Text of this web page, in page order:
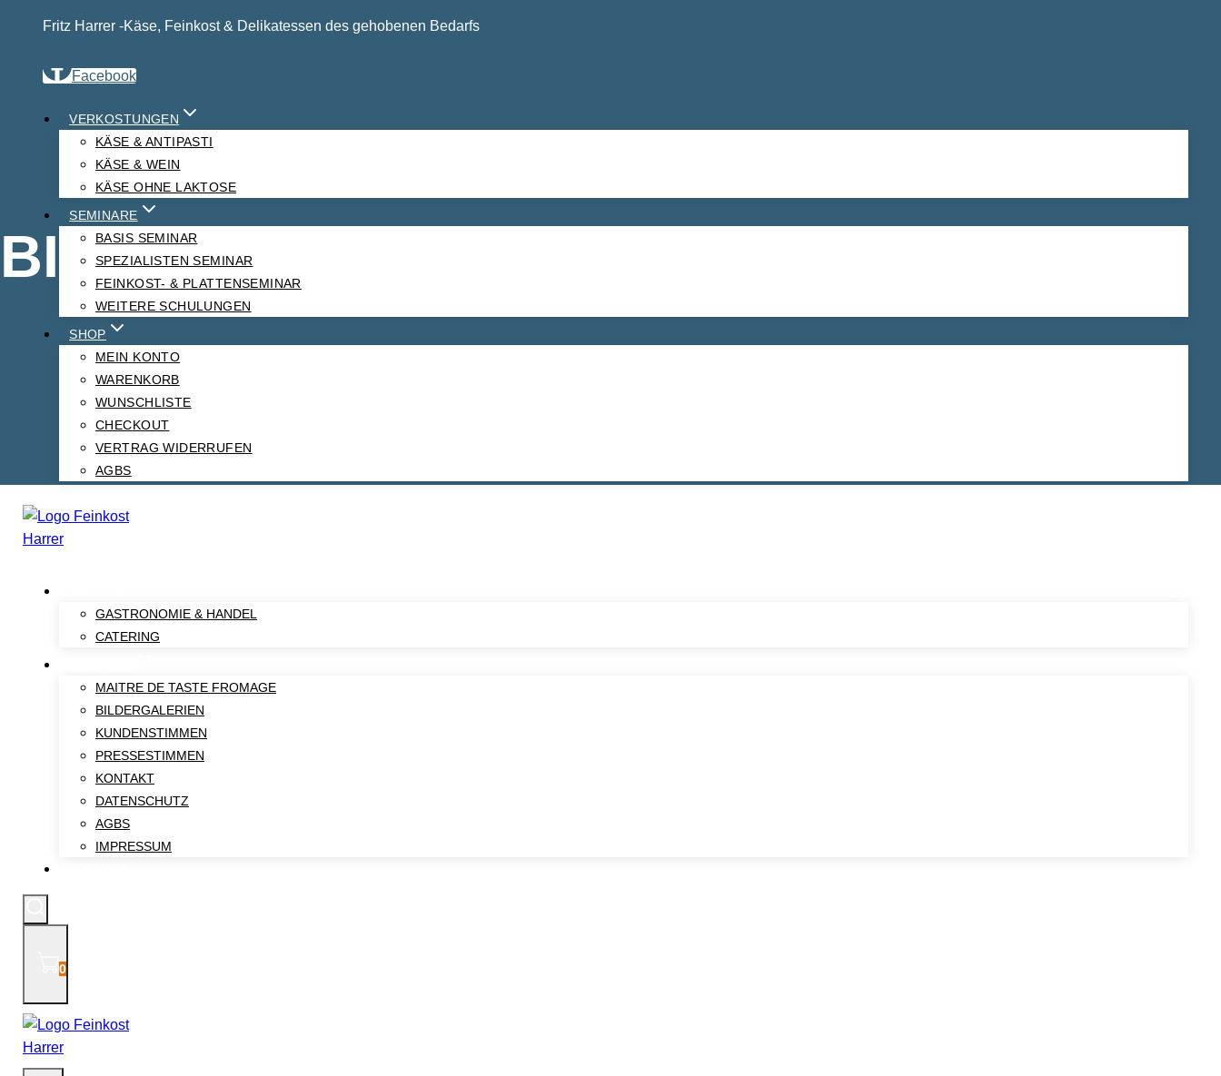
Fritz Harrer -Käse, Feinkost & Delikatessen des gehobenen Bedarfs
Facebook
VERKOSTUNGEN
KÄSE & ANTIPASTI
KÄSE & WEIN
KÄSE OHNE LAKTOSE
SEMINARE
BASIS SEMINAR
SPEZIALISTEN SEMINAR
FEINKOST- & PLATTENSEMINAR
WEITERE SCHULUNGEN
SHOP
MEIN KONTO
WARENKORB
WUNSCHLISTE
CHECKOUT
VERTRAG WIDERRUFEN
AGBS
GASTRONOMIE & HANDEL
CATERING
MAITRE DE TASTE FROMAGE
BILDERGALERIEN
KUNDENSTIMMEN
PRESSESTIMMEN
KONTAKT
DATENSCHUTZ
AGBS
IMPRESSUM
0
BILDERGALERIEN